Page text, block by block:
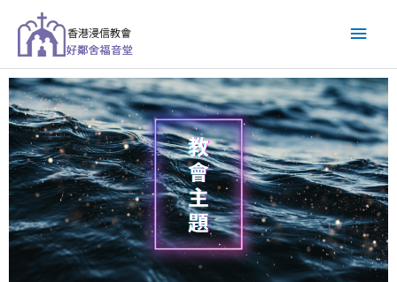
要
內
容
選
單